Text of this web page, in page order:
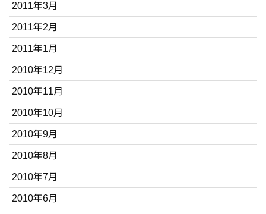
2011年3月
2011年2月
2011年1月
2010年12月
2010年11月
2010年10月
2010年9月
2010年8月
2010年7月
2010年6月